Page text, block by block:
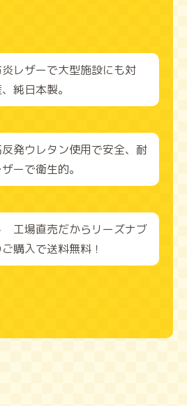
レザーで大型施設にも対
純日本製。
発ウレタン使用で安全、耐
ーで衛生的。
工場直売だからリーズナブ
購入で送料無料！